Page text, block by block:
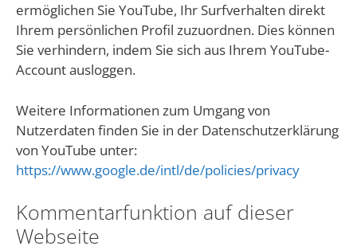
ermöglichen Sie YouTube, Ihr Surfverhalten direkt
Ihrem persönlichen Profil zuzuordnen. Dies können
Sie verhindern, indem Sie sich aus Ihrem YouTube-
Account ausloggen.
Weitere Informationen zum Umgang von
Nutzerdaten finden Sie in der Datenschutzerklärung
von YouTube unter:
https://www.google.de/intl/de/policies/privacy
Kommentarfunktion auf dieser
Webseite